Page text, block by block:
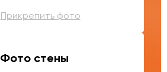
Прикрепить фото
Фото стены